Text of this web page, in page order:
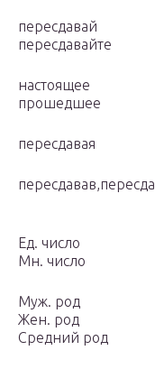
пересдавай
пересдавайте
настоящее
прошедшее
пересдавая
Ед. число
Мн. число
Муж. род
Жен. род
Средний род